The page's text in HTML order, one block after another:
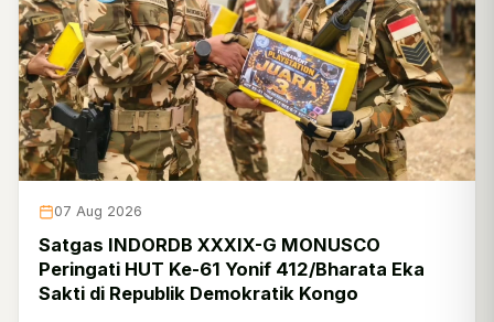
Disinfolahtad 10
Disjasad 0
Disjarahad 0
Dislaikad 0
Disadaad 0
Kodiklatad
07 Aug 2026
Satgas INDORDB XXXIX-G MONUSCO
Peringati HUT Ke-61 Yonif 412/Bharata Eka
Sakti di Republik Demokratik Kongo